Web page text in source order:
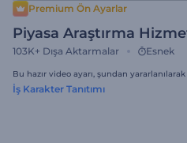
Premium Ön Ayarlar
Piyasa Araştırma
103K+ Dışa Aktarmalar Esnek
Bu hazır video ayarı, şundan
İş Karakter Tanıtımı